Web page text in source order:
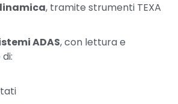
, tramite strumenti TEXA
ADAS, con lettura e